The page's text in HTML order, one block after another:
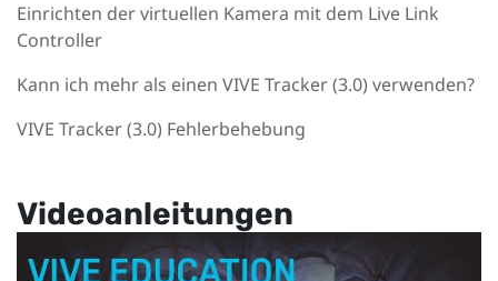
Einrichten der virtuellen Kamera mit dem Live Link
Controller
Kann ich mehr als einen VIVE Tracker (3.0) verwenden?
VIVE Tracker (3.0) Fehlerbehebung
Videoanleitungen